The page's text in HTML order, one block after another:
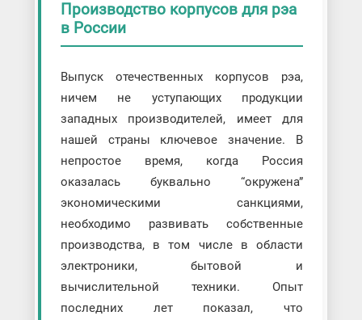
Производство корпусов для рэа
в России
Выпуск отечественных корпусов рэа,
ничем не уступающих продукции
западных производителей, имеет для
нашей страны ключевое значение. В
непростое время, когда Россия
оказалась буквально “окружена”
экономическими санкциями,
необходимо развивать собственные
производства, в том числе в области
электроники, бытовой и
вычислительной техники. Опыт
последних лет показал, что